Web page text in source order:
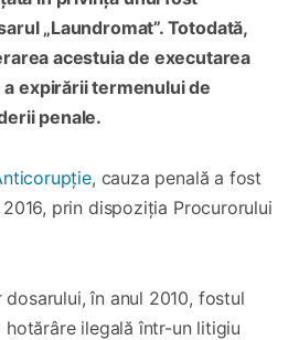
„Laundromat”. Totodată,
acestuia de executarea
expirării termenului de
penale.
, cauza penală a fost
prin dispoziția Procurorului
în anul 2010, fostul
ilegală într-un litigiu